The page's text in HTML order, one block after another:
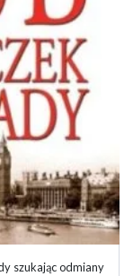
szukając odmiany